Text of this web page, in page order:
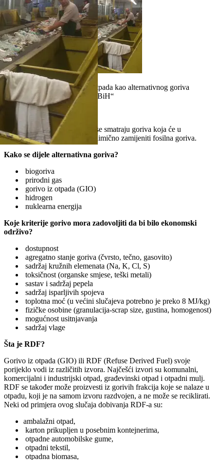
"Prerada komunalnog otpada kao alternativnog goriva
u cementnoj industriji u BiH“
Šta je alternativno gorivo?
Alternativnim gorivima (AG) se smatraju goriva koja će u
budućnosti u potpunosti ili djelimično zamijeniti fosilna goriva.
Kako se dijele alternativna goriva?
biogoriva
prirodni gas
gorivo iz otpada (GIO)
hidrogen
nuklearna energija
Koje kriterije gorivo mora zadovoljiti da bi bilo ekonomski
održivo?
dostupnost
agregatno stanje goriva (čvrsto, tečno, gasovito)
sadržaj kružnih elemenata (Na, K, Cl, S)
toksičnost (organske smjese, teški metali)
sastav i sadržaj pepela
sadržaj isparljivih spojeva
toplotna moć (u većini slučajeva potrebno je preko 8 MJ/kg)
fizičke osobine (granulacija‐scrap size, gustina, homogenost)
mogućnost usitnjavanja
sadržaj vlage
Šta je RDF?
Gorivo iz otpada (GIO) ili RDF (Refuse Derived Fuel) svoje
porijeklo vodi iz različitih izvora. Najčešći izvori su komunalni,
komercijalni i industrijski otpad, građevinski otpad i otpadni mulj.
RDF se također može proizvesti iz gorivih frakcija koje se nalaze u
otpadu, koji je na samom izvoru razdvojen, a ne može se reciklirati.
Neki od primjera ovog slučaja dobivanja RDF‐a su:
ambalažni otpad,
karton prikupljen u posebnim kontejnerima,
otpadne automobilske gume,
otpadni tekstil,
otpadna biomasa,